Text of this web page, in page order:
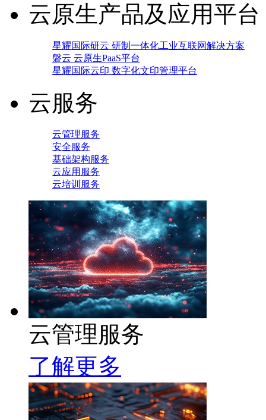
云原生产品及应用平台
星耀国际研云 研制一体化工业互联网解决方案
磐云 云原生PaaS平台
星耀国际云印 数字化文印管理平台
云服务
云管理服务
安全服务
基础架构服务
云应用服务
云培训服务
云管理服务
了解更多